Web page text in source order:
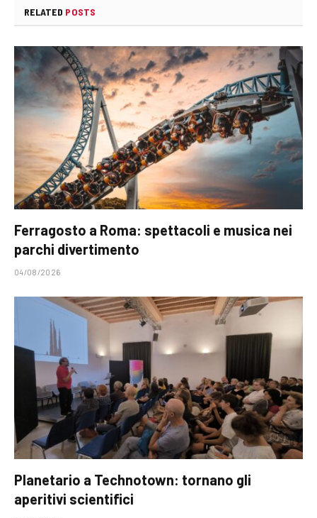
RELATED POSTS
Ferragosto a Roma: spettacoli e musica nei
parchi divertimento
04/08/2026
Planetario a Technotown: tornano gli
aperitivi scientifici